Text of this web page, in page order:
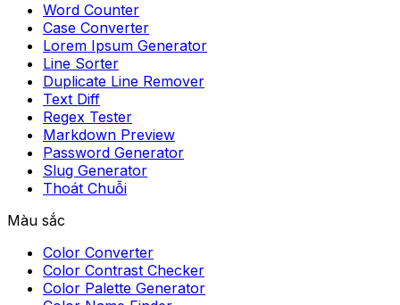
Word Counter
Case Converter
Lorem Ipsum Generator
Line Sorter
Duplicate Line Remover
Text Diff
Regex Tester
Markdown Preview
Password Generator
Slug Generator
Thoát Chuỗi
Màu sắc
Color Converter
Color Contrast Checker
Color Palette Generator